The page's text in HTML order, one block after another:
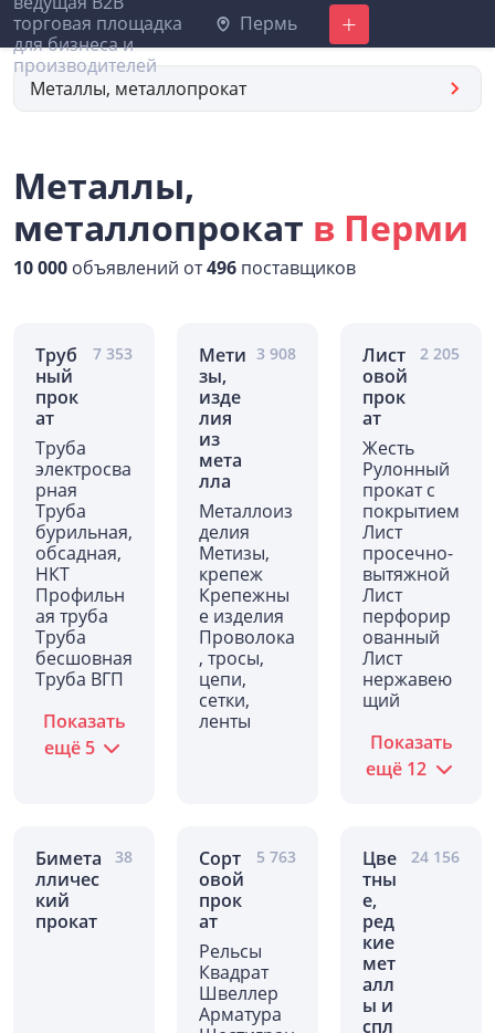
Пермь Добавить
Металлы, металлопрокат
Металлы,
металлопрокат в Перми
10 000 объявлений от496 поставщиков
Труб
ный
прок
ат
7 353
Труба
электросва
рная
Труба
бурильная,
обсадная,
НКТ
Профильн
ая труба
Труба
бесшовная
Труба ВГП
Показать
ещё 5
Мети
зы,
изде
лия
из
мета
лла
3 908
Металлоиз
делия
Метизы,
крепеж
Крепежны
е изделия
Проволока
, тросы,
цепи,
сетки,
ленты
Лист
овой
прок
ат
2 205
Жесть
Рулонный
прокат с
покрытием
Лист
просечно-
вытяжной
Лист
перфорир
ованный
Лист
нержавею
щий
Показать
ещё 12
Бимета
лличес
кий
прокат
38
Сорт
овой
прок
ат
5 763
Рельсы
Квадрат
Швеллер
Арматура
Цве
тны
е,
ред
кие
мет
алл
ы и
спл
24 156